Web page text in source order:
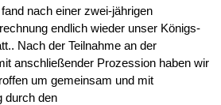
nach einer zwei-jährigen
endlich wieder unser Königs-
Nach der Teilnahme an der
anschließender Prozession haben wir
um gemeinsam und mit
durch den